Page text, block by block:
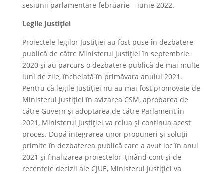
sesiunii parlamentare februarie – iunie 2022.
Legile Justiției
Proiectele legilor Justiției au fost puse în dezbatere
publică de către Ministerul Justiției în septembrie
2020 și au parcurs o dezbatere publică de mai multe
luni de zile, încheiată în primăvara anului 2021.
Pentru că legile Justiției nu au mai fost promovate de
Ministerul Justiției în avizarea CSM, aprobarea de
către Guvern și adoptarea de către Parlament în
2021, Ministerul Justiției va relua și continua acest
proces. După integrarea unor propuneri și soluții
primite în dezbaterea publică care a avut loc în anul
2021 și finalizarea proiectelor, ținând cont și de
recentele decizii ale CJUE, Ministerul Justiției va